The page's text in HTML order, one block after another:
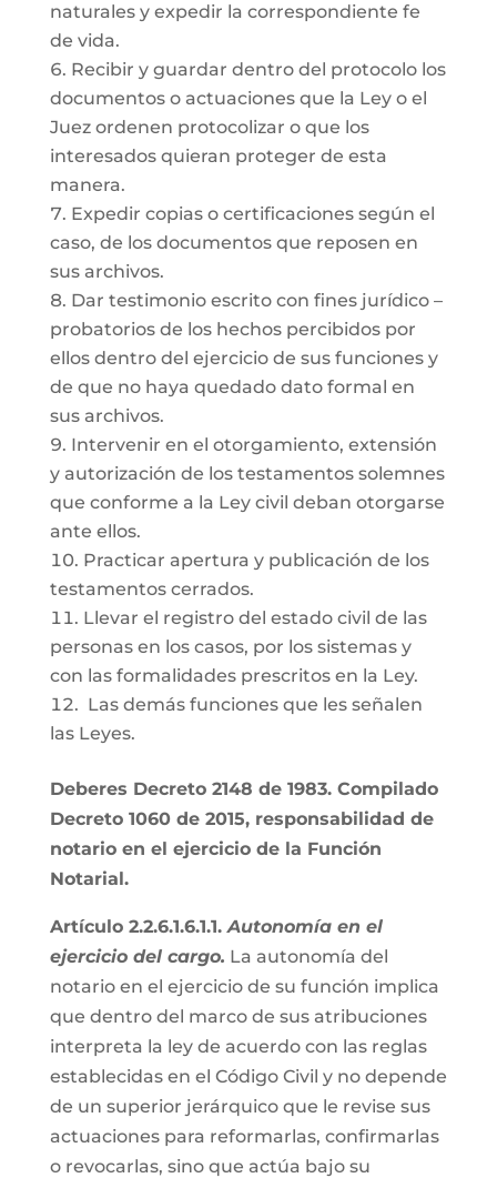
naturales y expedir la correspondiente fe
de vida.
Recibir y guardar dentro del protocolo los
documentos o actuaciones que la Ley o el
Juez ordenen protocolizar o que los
interesados quieran proteger de esta
manera.
Expedir copias o certificaciones según el
caso, de los documentos que reposen en
sus archivos.
Dar testimonio escrito con fines jurídico –
probatorios de los hechos percibidos por
ellos dentro del ejercicio de sus funciones y
de que no haya quedado dato formal en
sus archivos.
Intervenir en el otorgamiento, extensión
y autorización de los testamentos solemnes
que conforme a la Ley civil deban otorgarse
ante ellos.
Practicar apertura y publicación de los
testamentos cerrados.
Llevar el registro del estado civil de las
personas en los casos, por los sistemas y
con las formalidades prescritos en la Ley.
Las demás funciones que les señalen
las Leyes.
Deberes Decreto 2148 de 1983. Compilado
Decreto 1060 de 2015, responsabilidad de
notario en el ejercicio de la Función
Notarial.
Artículo 2.2.6.1.6.1.1.Autonomía en el
ejercicio del cargo. La autonomía del
notario en el ejercicio de su función implica
que dentro del marco de sus atribuciones
interpreta la ley de acuerdo con las reglas
establecidas en el Código Civil y no depende
de un superior jerárquico que le revise sus
actuaciones para reformarlas, confirmarlas
o revocarlas, sino que actúa bajo su